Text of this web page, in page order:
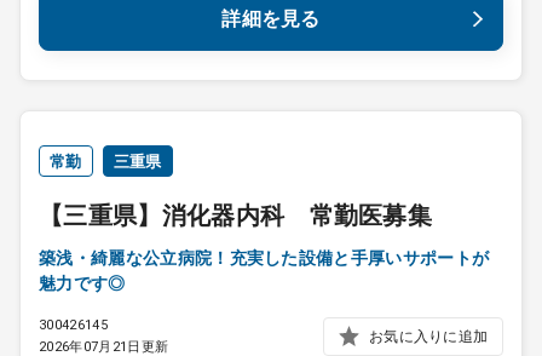
詳細を見る
常勤 三重県
【三重県】消化器内科 常勤医募集
築浅・綺麗な公立病院！充実した設備と手厚いサポートが
魅力です◎
300426145
2026年07月21日更新
お気に入りに追加